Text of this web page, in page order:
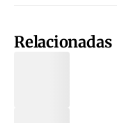
Relacionadas